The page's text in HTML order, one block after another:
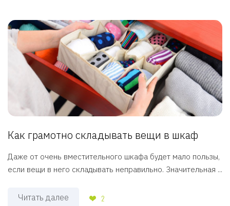
Как грамотно складывать вещи в шкаф
Даже от очень вместительного шкафа будет мало пользы,
если вещи в него складывать неправильно. Значительная ...
Читать далее 2